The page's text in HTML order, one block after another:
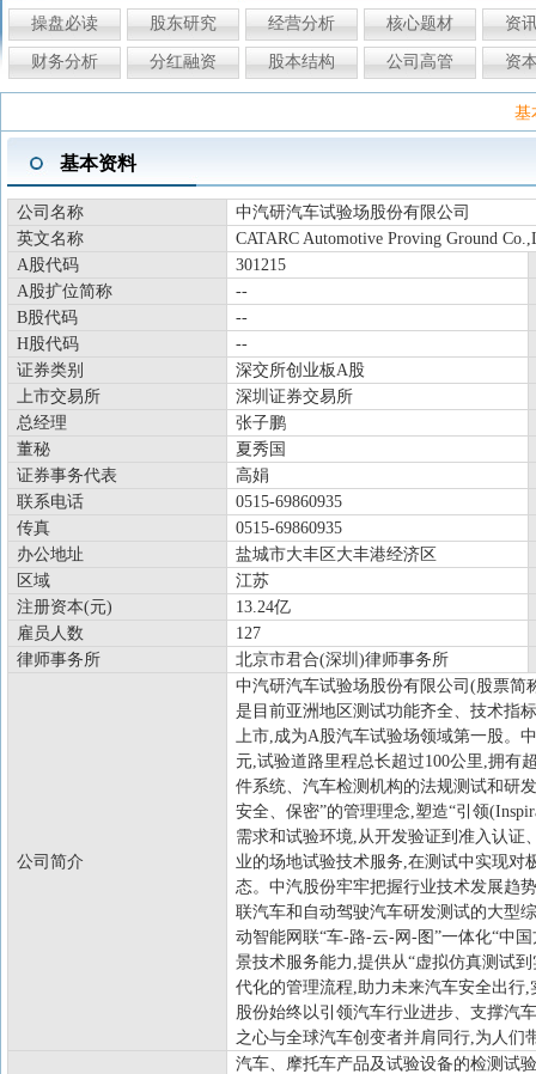
操盘必读 股东研究 经营分析 核心题材 资
财务分析 分红融资 股本结构 公司高管 资
基
基本资料
公司名称
中汽研汽车试验场股份有限公司
英文名称
CATARC Automotive Proving Ground
A股代码
301215
A股扩位简称
--
B股代码
--
H股代码
--
证券类别
深交所创业板A股
上市交易所
深圳证券交易所
总经理
张子鹏
董秘
夏秀国
证券事务代表
高娟
联系电话
0515-69860935
传真
0515-69860935
办公地址
盐城市大丰区大丰港经济区
区域
江苏
注册资本(元)
13.24亿
雇员人数
127
律师事务所
北京市君合(深圳)律师事务所
公司简介
中汽研汽车试验场股份有限公司(股票简
是目前亚洲地区测试功能齐全、技术指
上市,成为A股汽车试验场领域第一股。
元,试验道路里程总长超过100公里,拥有
件系统、汽车检测机构的法规测试和研
安全、保密”的管理理念,塑造“引领
需求和试验环境,从开发验证到准入认证
业的场地试验技术服务,在测试中实现对
态。中汽股份牢牢把握行业技术发展趋
联汽车和自动驾驶汽车研发测试的大型
动智能网联“车-路-云-网-图”一体化“中
景技术服务能力,提供从“虚拟仿真测试
代化的管理流程,助力未来汽车安全出行
股份始终以引领汽车行业进步、支撑汽
之心与全球汽车创变者并肩同行,为人们
汽车、摩托车产品及试验设备的检测试